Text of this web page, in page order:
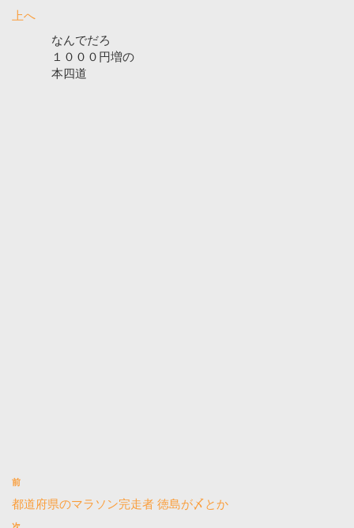
上へ
なんでだろ
１０００円増の
本四道
前
都道府県のマラソン完走者 徳島が〆とか